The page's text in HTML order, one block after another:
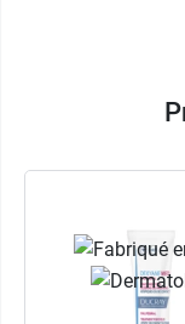
Sans cortisone.